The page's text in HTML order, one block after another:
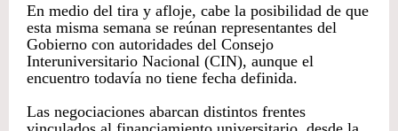
En medio del tira y afloje, cabe la posibilidad de que
esta misma semana se reúnan representantes del
Gobierno con autoridades del Consejo
Interuniversitario Nacional (CIN), aunque el
encuentro todavía no tiene fecha definida.
Las negociaciones abarcan distintos frentes